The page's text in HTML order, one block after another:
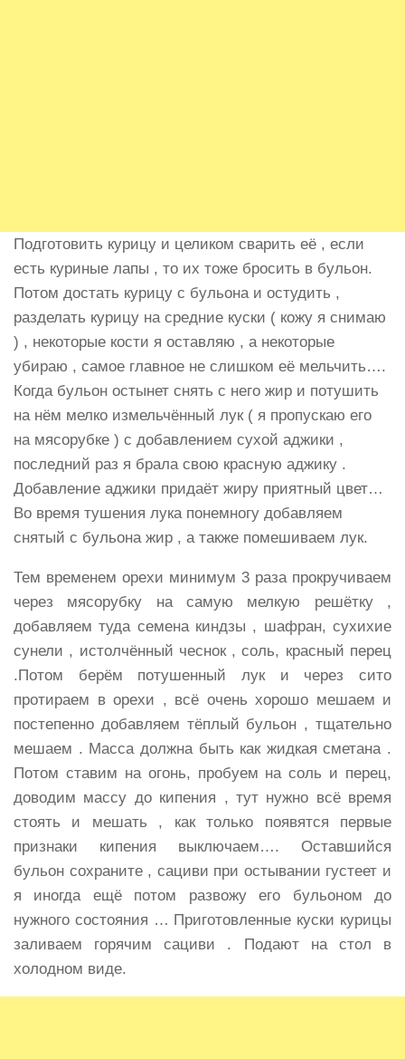
Подготовить курицу и целиком сварить её , если
есть куриные лапы , то их тоже бросить в бульон.
Потом достать курицу с бульона и остудить ,
разделать курицу на средние куски ( кожу я снимаю
) , некоторые кости я оставляю , а некоторые
убираю , самое главное не слишком её мельчить….
Когда бульон остынет снять с него жир и потушить
на нём мелко измельчённый лук ( я пропускаю его
на мясорубке ) с добавлением сухой аджики ,
последний раз я брала свою красную аджику .
Добавление аджики придаёт жиру приятный цвет…
Во время тушения лука понемногу добавляем
снятый с бульона жир , а также помешиваем лук.
Тем временем орехи минимум 3 раза прокручиваем
через мясорубку на самую мелкую решётку ,
добавляем туда семена киндзы , шафран, сухихие
сунели , истолчённый чеснок , соль, красный перец
.Потом берём потушенный лук и через сито
протираем в орехи , всё очень хорошо мешаем и
постепенно добавляем тёплый бульон , тщательно
мешаем . Масса должна быть как жидкая сметана .
Потом ставим на огонь, пробуем на соль и перец,
доводим массу до кипения , тут нужно всё время
стоять и мешать , как только появятся первые
признаки кипения выключаем…. Оставшийся
бульон сохраните , сациви при остывании густеет и
я иногда ещё потом развожу его бульоном до
нужного состояния … Приготовленные куски курицы
заливаем горячим сациви . Подают на стол в
холодном виде.